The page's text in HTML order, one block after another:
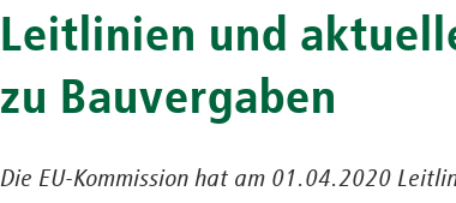
Leitlinien und
zu Bauvergaben
Die EU-Kommission hat am 01.04.2020